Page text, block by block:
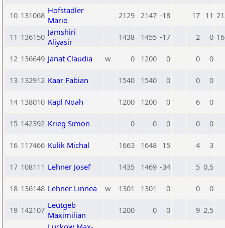
10 131068 Hofstadler
Mario
2129 2147 -18 17 11
11 136150 Jamshiri
Aliyasir
1438 1455 -17 2 0
12 136649 Janat Claudia w 0 1200 0 0 0
13 132912 Kaar Fabian 1540 1540 0 0 0
14 138010 Kapl Noah 1200 1200 0 6 0
15 142392 Krieg Simon 0 0 0 0 0
16 117466 Kulik Michal 1663 1648 15 4 3
17 108111 Lehner Josef 1435 1469 -34 5 0,5
18 136148 Lehner Linnea w 1301 1301 0 0 0
19 142107 Leutgeb
Maximilian
1200 0 0 9 2,5